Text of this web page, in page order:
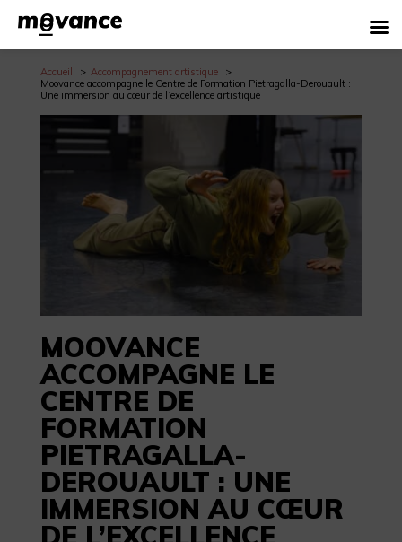
Accueil
Accompagnement artistique
Moovance accompagne le Centre de Formation Pietragalla-Derouault :
Une immersion au cœur de l’excellence artistique
MOOVANCE
ACCOMPAGNE LE
CENTRE DE
FORMATION
PIETRAGALLA-
DEROUAULT : UNE
IMMERSION AU CŒUR